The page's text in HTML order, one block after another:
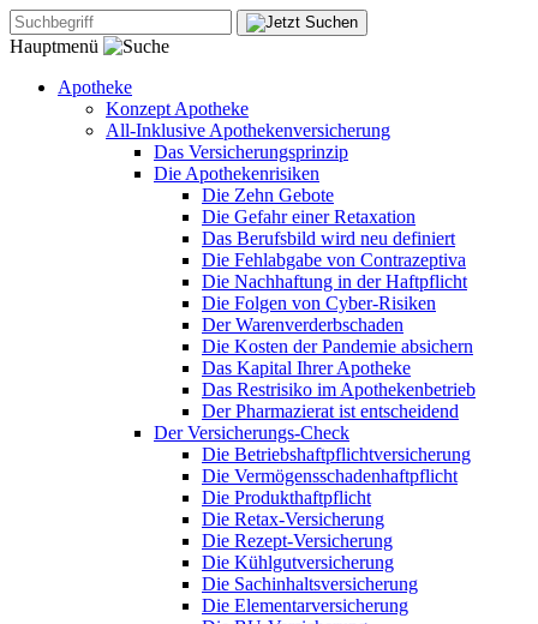
Hauptmenü
Apotheke
Konzept Apotheke
All-Inklusive Apothekenversicherung
Das Versicherungsprinzip
Die Apothekenrisiken
Die Zehn Gebote
Die Gefahr einer Retaxation
Das Berufsbild wird neu definiert
Die Fehlabgabe von Contrazeptiva
Die Nachhaftung in der Haftpflicht
Die Folgen von Cyber-Risiken
Der Warenverderbschaden
Die Kosten der Pandemie absichern
Das Kapital Ihrer Apotheke
Das Restrisiko im Apothekenbetrieb
Der Pharmazierat ist entscheidend
Der Versicherungs-Check
Die Betriebshaftpflichtversicherung
Die Vermögensschadenhaftpflicht
Die Produkthaftpflicht
Die Retax-Versicherung
Die Rezept-Versicherung
Die Kühlgutversicherung
Die Sachinhaltsversicherung
Die Elementarversicherung